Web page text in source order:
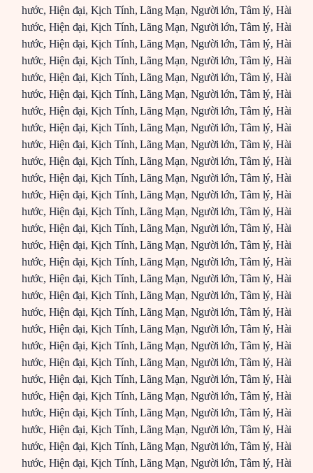
hước, Hiện đại, Kịch Tính,Lãng Mạn, Người lớn,Tâm lý, Hài
hước, Hiện đại, Kịch Tính,Lãng Mạn, Người lớn,Tâm lý, Hài
hước, Hiện đại, Kịch Tính,Lãng Mạn, Người lớn,Tâm lý, Hài
hước, Hiện đại, Kịch Tính,Lãng Mạn, Người lớn,Tâm lý, Hài
hước, Hiện đại, Kịch Tính,Lãng Mạn, Người lớn,Tâm lý, Hài
hước, Hiện đại, Kịch Tính,Lãng Mạn, Người lớn,Tâm lý, Hài
hước, Hiện đại, Kịch Tính,Lãng Mạn, Người lớn,Tâm lý, Hài
hước, Hiện đại, Kịch Tính,Lãng Mạn, Người lớn,Tâm lý, Hài
hước, Hiện đại, Kịch Tính,Lãng Mạn, Người lớn,Tâm lý, Hài
hước, Hiện đại, Kịch Tính,Lãng Mạn, Người lớn,Tâm lý, Hài
hước, Hiện đại, Kịch Tính,Lãng Mạn, Người lớn,Tâm lý, Hài
hước, Hiện đại, Kịch Tính,Lãng Mạn, Người lớn,Tâm lý, Hài
hước, Hiện đại, Kịch Tính,Lãng Mạn, Người lớn,Tâm lý, Hài
hước, Hiện đại, Kịch Tính,Lãng Mạn, Người lớn,Tâm lý, Hài
hước, Hiện đại, Kịch Tính,Lãng Mạn, Người lớn,Tâm lý, Hài
hước, Hiện đại, Kịch Tính,Lãng Mạn, Người lớn,Tâm lý, Hài
hước, Hiện đại, Kịch Tính,Lãng Mạn, Người lớn,Tâm lý, Hài
hước, Hiện đại, Kịch Tính,Lãng Mạn, Người lớn,Tâm lý, Hài
hước, Hiện đại, Kịch Tính,Lãng Mạn, Người lớn,Tâm lý, Hài
hước, Hiện đại, Kịch Tính,Lãng Mạn, Người lớn,Tâm lý, Hài
hước, Hiện đại, Kịch Tính,Lãng Mạn, Người lớn,Tâm lý, Hài
hước, Hiện đại, Kịch Tính,Lãng Mạn, Người lớn,Tâm lý, Hài
hước, Hiện đại, Kịch Tính,Lãng Mạn, Người lớn,Tâm lý, Hài
hước, Hiện đại, Kịch Tính,Lãng Mạn, Người lớn,Tâm lý, Hài
hước, Hiện đại, Kịch Tính,Lãng Mạn, Người lớn,Tâm lý, Hài
hước, Hiện đại, Kịch Tính,Lãng Mạn, Người lớn,Tâm lý, Hài
hước, Hiện đại, Kịch Tính,Lãng Mạn, Người lớn,Tâm lý, Hài
hước, Hiện đại, Kịch Tính,Lãng Mạn, Người lớn,Tâm lý, Hài